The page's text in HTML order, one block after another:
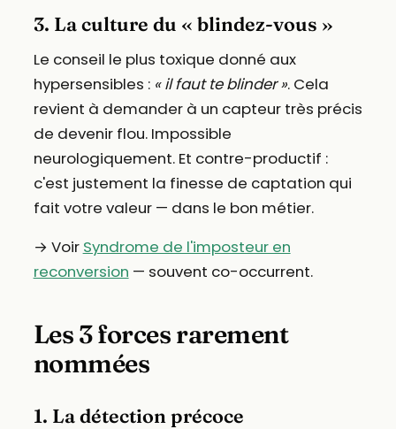
3. La culture du « blindez-vous »
Le conseil le plus toxique donné aux
hypersensibles : « il faut te blinder ». Cela
revient à demander à un capteur très précis
de devenir flou. Impossible
neurologiquement. Et contre-productif :
c'est justement la finesse de captation qui
fait votre valeur — dans le bon métier.
→ Voir Syndrome de l'imposteur en
reconversion — souvent co-occurrent.
Les 3 forces rarement
nommées
1. La détection précoce